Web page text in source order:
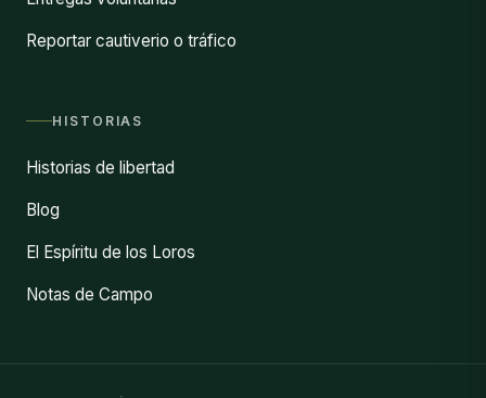
Reportar cautiverio o tráfico
HISTORIAS
Historias de libertad
Blog
El Espíritu de los Loros
Notas de Campo